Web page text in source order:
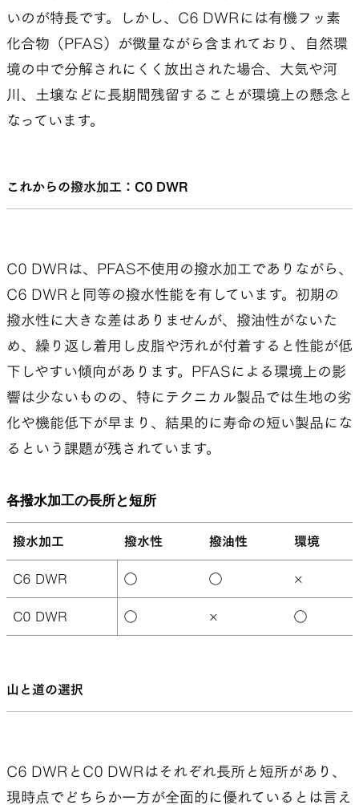
いのが特長です。しかし、C6 DWRには有機フッ素
化合物（PFAS）が微量ながら含まれており、自然環
境の中で分解されにくく放出された場合、大気や河
川、土壌などに長期間残留することが環境上の懸念と
なっています。
これからの撥水加工：C0 DWR
C0 DWRは、PFAS不使用の撥水加工でありながら、
C6 DWRと同等の撥水性能を有しています。初期の
撥水性に大きな差はありませんが、撥油性がないた
め、繰り返し着用し皮脂や汚れが付着すると性能が低
下しやすい傾向があります。PFASによる環境上の影
響は少ないものの、特にテクニカル製品では生地の劣
化や機能低下が早まり、結果的に寿命の短い製品にな
るという課題が残されています。
各撥水加工の長所と短所
撥水加工 撥水性 撥油性 環境
C6 DWR ◯ ◯ ×
C0 DWR ◯ × ◯
山と道の選択
C6 DWRとC0 DWRはそれぞれ長所と短所があり、
現時点でどちらか一方が全面的に優れているとは言え